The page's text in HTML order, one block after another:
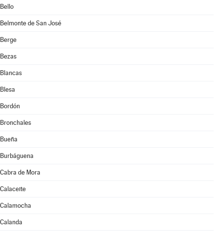
Bello
Belmonte de San José
Berge
Bezas
Blancas
Blesa
Bordón
Bronchales
Bueña
Burbáguena
Cabra de Mora
Calaceite
Calamocha
Calanda